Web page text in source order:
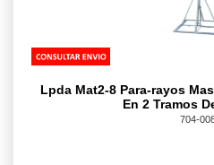
Lpda Mat2-8 Para-rayos
En 2 Tramos
704-